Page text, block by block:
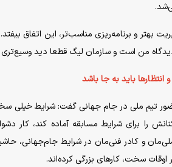
بهتر و برنامه‌ریزی مناسب‌تر، این اتفاق
من است و سازمان لیگ قطعا دید
باید به جا باشد
تیم ملی در جام جهانی گفت: شرایط خیلی
را برای شرایط مسابقه آماده کند، کار
ملی‌مان و کادر فنی‌مان در شرایط جام‌جهانی،
اوقات سخت، کارهای بزرگی کرده‌اند.